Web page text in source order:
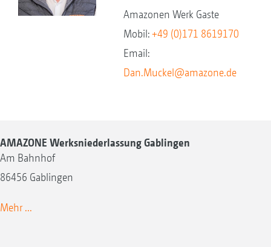
Amazonen Werk Gaste
Mobil:+49 (0)171 8619170
Email:
Dan.Muckel@amazone.de
AMAZONE Werksniederlassung Gablingen
Am Bahnhof
86456 Gablingen
Mehr ...